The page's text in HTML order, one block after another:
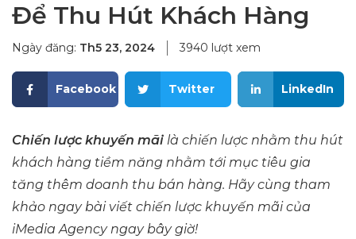
Để Thu Hút Khách Hàng
Ngày đăng: Th5 23, 2024 3940 lượt xem
Facebook Twitter LinkedIn
Chiến lược khuyến mãi là chiến lược nhằm thu hút
khách hàng tiềm năng nhằm tới mục tiêu gia
tăng thêm doanh thu bán hàng. Hãy cùng tham
khảo ngay bài viết chiến lược khuyến mãi của
iMedia Agency ngay bây giờ!